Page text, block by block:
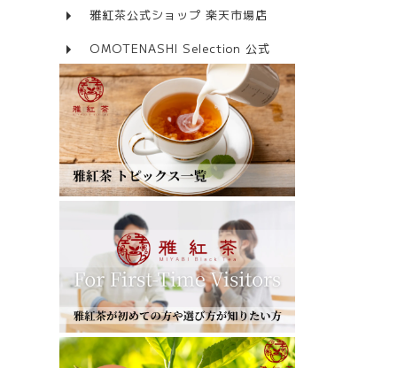
雅紅茶公式ショップ 楽天市場店
OMOTENASHI Selection 公式